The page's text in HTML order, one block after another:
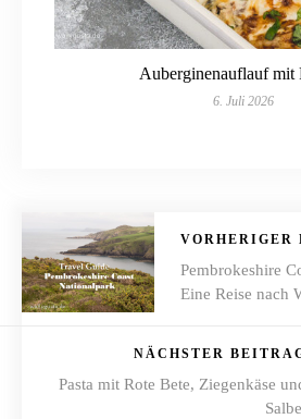
Auberginenauflauf mit
6. Juli 2026
VORHERIGER
Pembrokeshire
Eine Reise nach
NÄCHSTER
Pasta mit Rote Bete, Ziegenkäse